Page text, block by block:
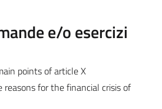
e/o esercizi
points of article X
for the financial crisis of